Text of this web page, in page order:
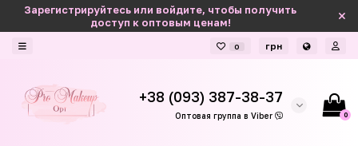
Зарегистрируйтесь или войдите, чтобы получить
доступ к оптовым ценам!
0 грн
+38 (093) 387-38-37
Оптовая группа в Viber 0